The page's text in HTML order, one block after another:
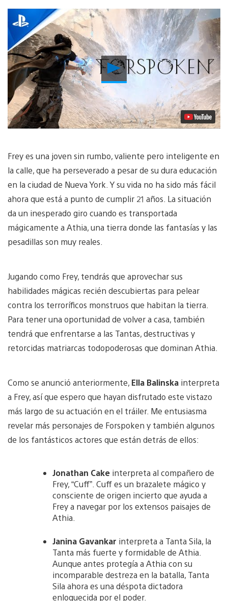
Reproducir
Video
Frey es una joven sin rumbo, valiente pero inteligente en
la calle, que ha perseverado a pesar de su dura educación
en la ciudad de Nueva York. Y su vida no ha sido más fácil
ahora que está a punto de cumplir 21 años. La situación
da un inesperado giro cuando es transportada
mágicamente a Athia, una tierra donde las fantasías y las
pesadillas son muy reales.
Jugando como Frey, tendrás que aprovechar sus
habilidades mágicas recién descubiertas para pelear
contra los terroríficos monstruos que habitan la tierra.
Para tener una oportunidad de volver a casa, también
tendrá que enfrentarse a las Tantas, destructivas y
retorcidas matriarcas todopoderosas que dominan Athia.
Como se anunció anteriormente, Ella Balinska interpreta
a Frey, así que espero que hayan disfrutado este vistazo
más largo de su actuación en el tráiler. Me entusiasma
revelar más personajes de Forspoken y también algunos
de los fantásticos actores que están detrás de ellos:
Jonathan Cake interpreta al compañero de
Frey, “Cuff”. Cuff es un brazalete mágico y
consciente de origen incierto que ayuda a
Frey a navegar por los extensos paisajes de
Athia.
Janina Gavankar interpreta a Tanta Sila, la
Tanta más fuerte y formidable de Athia.
Aunque antes protegía a Athia con su
incomparable destreza en la batalla, Tanta
Sila ahora es una déspota dictadora
enloquecida por el poder.